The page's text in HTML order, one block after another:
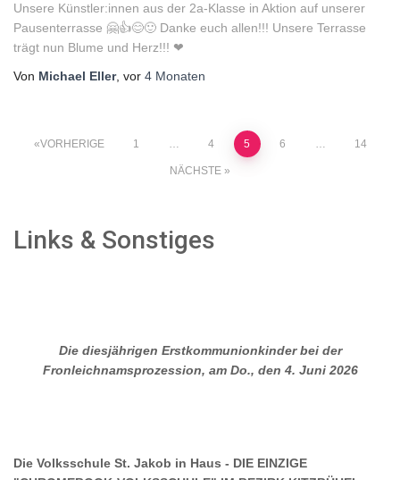
Unsere Künstler:innen aus der 2a-Klasse in Aktion auf unserer
Pausenterrasse 🤗👍😊🙂 Danke euch allen!!! Unsere Terrasse
trägt nun Blume und Herz!!! ❤
Von Michael Eller, vor 4 Monaten
Seitennummerierung
Beiträge
VORHERIGE 1 … 4 5 6 … 14
NÄCHSTE
Links & Sonstiges
Die diesjährigen Erstkommunionkinder bei der
Fronleichnamsprozession, am Do., den 4. Juni 2026
Die Volksschule St. Jakob in Haus - DIE EINZIGE